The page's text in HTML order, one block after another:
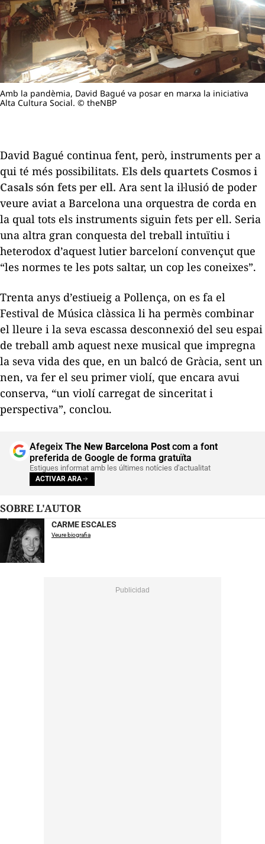
Amb la pandèmia, David Bagué va posar en marxa la iniciativa
Alta Cultura Social. © theNBP
David Bagué continua fent, però, instruments per a
qui té més possibilitats. Els dels quartets Cosmos i
Casals són fets per ell. Ara sent la il·lusió de poder
veure aviat a Barcelona una orquestra de corda en
la qual tots els instruments siguin fets per ell. Seria
una altra gran conquesta del treball intuïtiu i
heterodox d’aquest lutier barceloní convençut que
“les normes te les pots saltar, un cop les coneixes”.
Trenta anys d’estiueig a Pollença, on es fa el
Festival de Música clàssica li ha permès combinar
el lleure i la seva escassa desconnexió del seu espai
de treball amb aquest nexe musical que impregna
la seva vida des que, en un balcó de Gràcia, sent un
nen, va fer el seu primer violí, que encara avui
conserva, “un violí carregat de sinceritat i
perspectiva”, conclou.
Afegeix The New Barcelona Postcom a font
preferida de Google de forma gratuïta
Estigues informat amb les últimes notícies d'actualitat
ACTIVAR ARA
SOBRE L'AUTOR
CARME ESCALES
Veure biografia